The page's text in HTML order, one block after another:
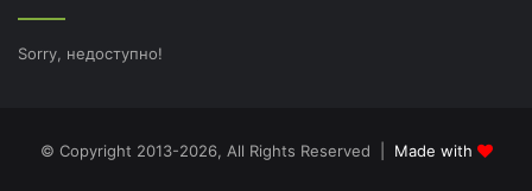
Sorry, недоступно!
© Copyright 2013-2026, All Rights Reserved | Made with